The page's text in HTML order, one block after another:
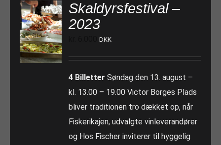
Skaldyrsfestival –
2023
DKK
4 Billetter Søndag den 13. august –
kl. 13.00 – 19.00 Victor Borges Plads
bliver traditionen tro dækket op, når
Fiskerikajen, udvalgte vinleverandører
og Hos Fischer inviterer til hyggelig